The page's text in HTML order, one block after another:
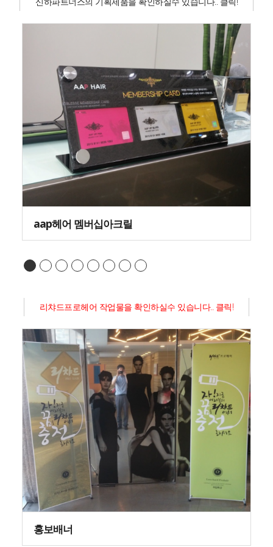
aap헤어 멤버십아크릴
리챠드프로헤어 작업물을 확인하실수 있습니다.. 클릭!
홍보배너